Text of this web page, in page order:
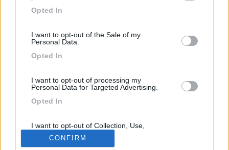
use your data for below specified purposes in below Google
Opted In
I want to opt-out of the Sale of my
Personal Data.
Opted In
I want to opt-out of processing my
Personal Data for Targeted Advertising.
Opted In
I want to opt-out of Collection, Use,
Retention, Sale, and/or Sharing of my
Personal Data that Is Unrelated with the
Purposes for which it was collected.
CONFIRM
Argomenti recenti
ACCESSORI
dekracap Oggi alle 11:51
169k